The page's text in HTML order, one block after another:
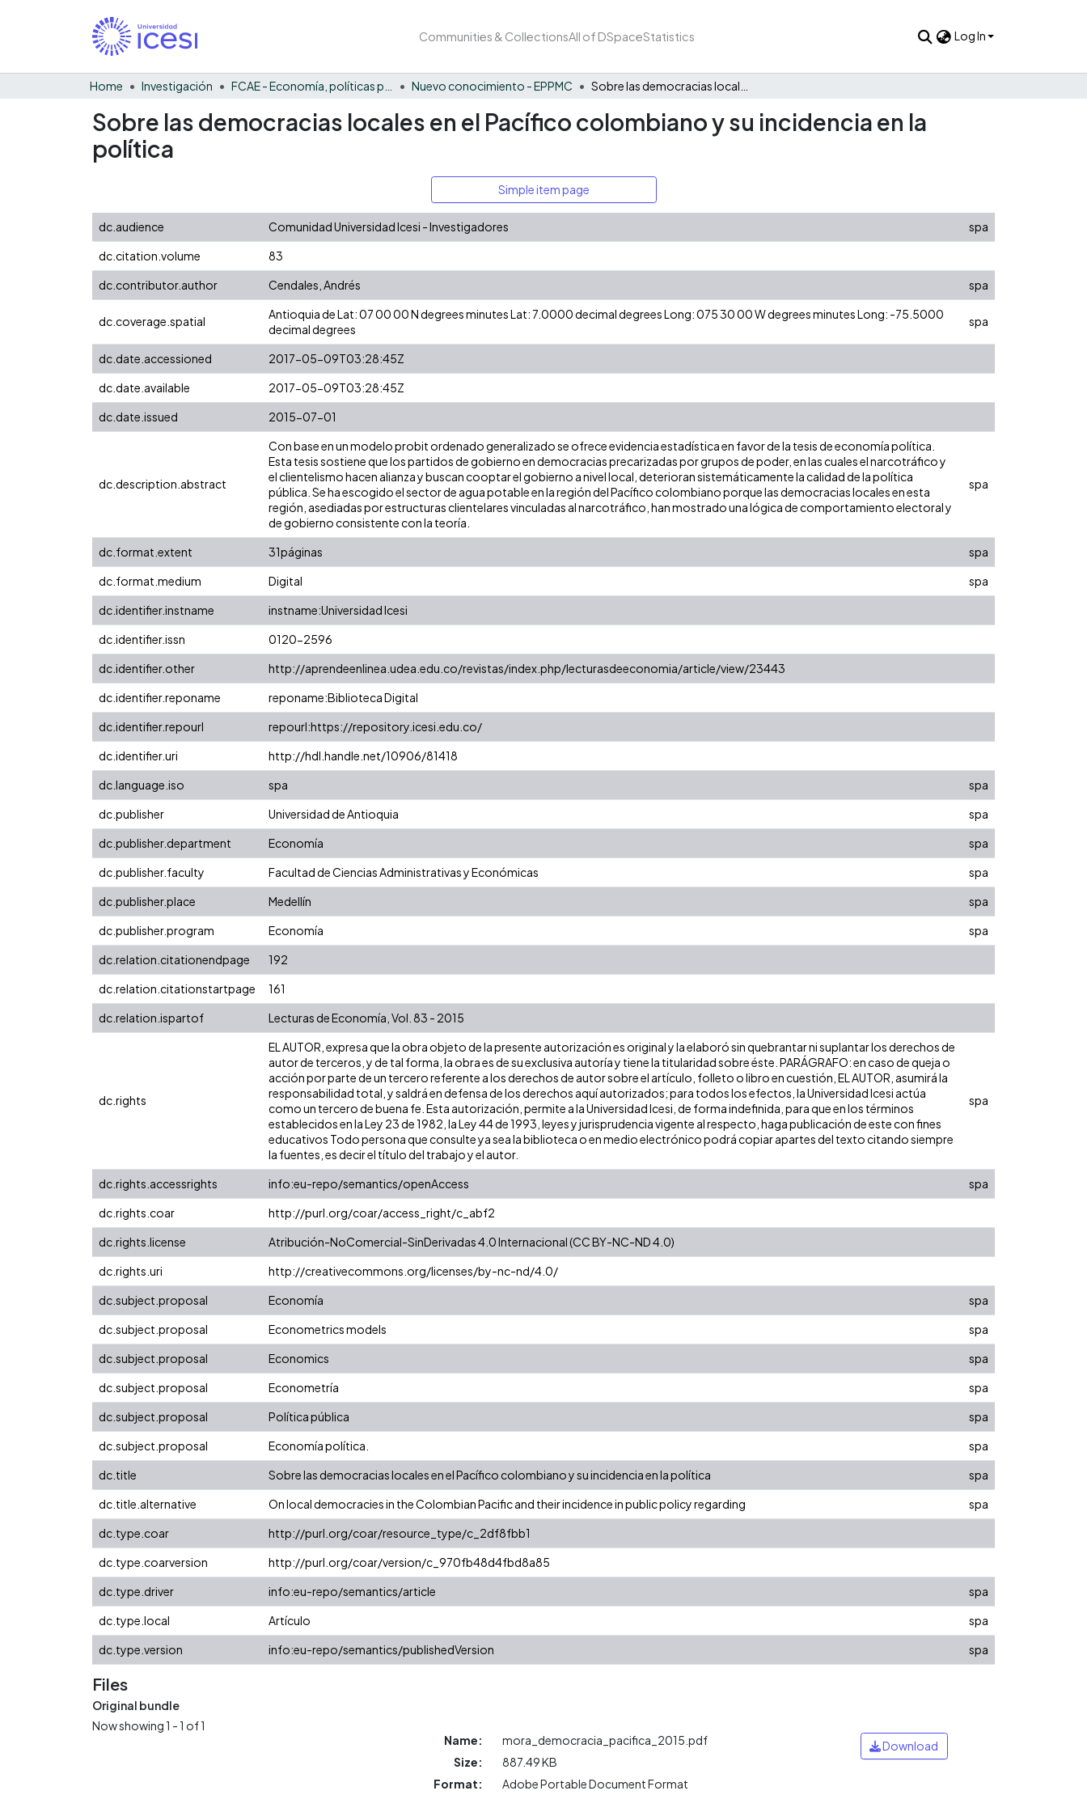
Communities & CollectionsAll of DSpaceStatistics Log In
Home Investigación Nuevo conocimiento - EPPMC
Sobre las democracias locales en el Pacífico colombiano y su incidencia en la
política
Simple item page
dc.audience Comunidad Universidad Icesi - Investigadores
spa
dc.citation.volume
83
dc.contributor.author
Cendales, Andrés spa
dc.coverage.spatial
Antioquia de Lat: 07 00 00 N degrees minutes Lat: 7.0000 decimal degrees Long: 075 30 00 W degrees minutes Long: -75.5000
decimal degrees
spa
dc.date.accessioned
2017-05-09T03:28:45Z
dc.date.available
2017-05-09T03:28:45Z
dc.date.issued
2015-07-01
dc.description.abstract
Con base en un modelo probit ordenado generalizado se ofrece evidencia estadística en favor de la tesis de economía política.
Esta tesis sostiene que los partidos de gobierno en democracias precarizadas por grupos de poder, en las cuales el narcotráfico y
el clientelismo hacen alianza y buscan cooptar el gobierno a nivel local, deterioran sistemáticamente la calidad de la política
pública. Se ha escogido el sector de agua potable en la región del Pacífico colombiano porque las democracias locales en esta
región, asediadas por estructuras clientelares vinculadas al narcotráfico, han mostrado una lógica de comportamiento electoral y
de gobierno consistente con la teoría.
spa
dc.format.extent 31páginas
spa
dc.format.medium
Digital
spa
dc.identifier.instname
instname:Universidad Icesi
dc.identifier.issn
0120-2596
dc.identifier.other
http://aprendeenlinea.udea.edu.co/revistas/index.php/lecturasdeeconomia/article/view/23443
dc.identifier.reponame
reponame:Biblioteca Digital
dc.identifier.repourl
repourl:https://repository.icesi.edu.co/
dc.identifier.uri
http://hdl.handle.net/10906/81418
dc.language.iso
spa
spa
dc.publisher
Universidad de Antioquia
spa
dc.publisher.department
Economía
spa
dc.publisher.faculty
Facultad de Ciencias Administrativas y Económicas
spa
dc.publisher.place
Medellín
spa
dc.publisher.program
Economía
spa
dc.relation.citationendpage
192
dc.relation.citationstartpage
161
dc.relation.ispartof
Lecturas de Economía, Vol. 83 - 2015
dc.rights
EL AUTOR, expresa que la obra objeto de la presente autorización es original y la elaboró sin quebrantar ni suplantar los derechos de
autor de terceros, y de tal forma, la obra es de su exclusiva autoría y tiene la titularidad sobre éste. PARÁGRAFO: en caso de queja o
acción por parte de un tercero referente a los derechos de autor sobre el artículo, folleto o libro en cuestión, EL AUTOR, asumirá la
responsabilidad total, y saldrá en defensa de los derechos aquí autorizados; para todos los efectos, la Universidad Icesi actúa
como un tercero de buena fe. Esta autorización, permite a la Universidad Icesi, de forma indefinida, para que en los términos
establecidos en la Ley 23 de 1982, la Ley 44 de 1993, leyes y jurisprudencia vigente al respecto, haga publicación de este con fines
educativos Todo persona que consulte ya sea la biblioteca o en medio electrónico podrá copiar apartes del texto citando siempre
la fuentes, es decir el título del trabajo y el autor.
spa
dc.rights.accessrights info:eu-repo/semantics/openAccess
spa
dc.rights.coar
http://purl.org/coar/access_right/c_abf2
dc.rights.license
Atribución-NoComercial-SinDerivadas 4.0 Internacional (CC BY-NC-ND 4.0)
dc.rights.uri
http://creativecommons.org/licenses/by-nc-nd/4.0/
dc.subject.proposal
Economía
spa
dc.subject.proposal
Econometrics models
spa
dc.subject.proposal
Economics
spa
dc.subject.proposal
Econometría
spa
dc.subject.proposal
Política pública
spa
dc.subject.proposal
Economía política.
spa
dc.title
Sobre las democracias locales en el Pacífico colombiano y su incidencia en la política
spa
dc.title.alternative
On local democracies in the Colombian Pacific and their incidence in public policy regarding
spa
dc.type.coar
http://purl.org/coar/resource_type/c_2df8fbb1
dc.type.coarversion
http://purl.org/coar/version/c_970fb48d4fbd8a85
dc.type.driver
info:eu-repo/semantics/article
spa
dc.type.local
Artículo
spa
dc.type.version
info:eu-repo/semantics/publishedVersion spa
Files
Original bundle
Now showing1 - 1 of 1
Name:
mora_democracia_pacifica_2015.pdf
Size:
887.49 KB
Format:
Adobe Portable Document Format
Download